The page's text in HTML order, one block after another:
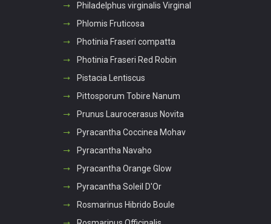
Philadelphus virginalis Virginal
Phlomis Fruticosa
Photinia Fraseri compatta
Photinia Fraseri Red Robin
Pistacia Lentiscus
Pittosporum Tobire Nanum
Prunus Laurocerasus Novita
Pyracantha Coccinea Mohav
Pyracantha Navaho
Pyracantha Orange Glow
Pyracantha Soleil D'Or
Rosmarinus Hibrido Boule